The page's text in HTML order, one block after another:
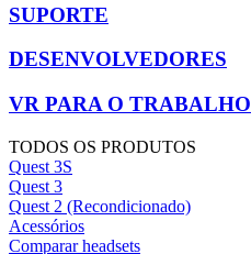
SUPORTE
DESENVOLVEDORES
VR PARA O TRABALHO
TODOS OS PRODUTOS
Quest 3S
Quest 3
Quest 2 (Recondicionado)
Acessórios
Comparar headsets